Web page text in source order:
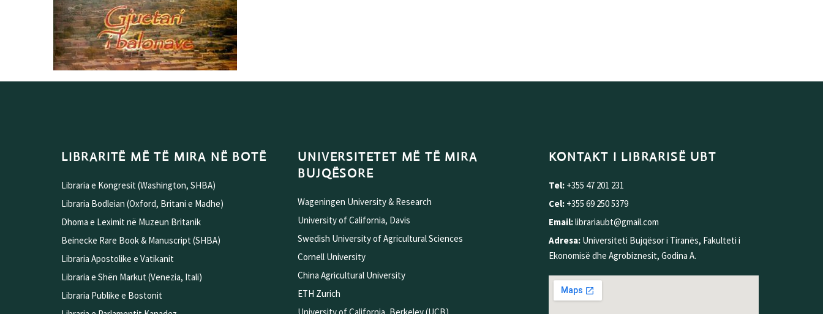
LIBRARITË MË TË MIRA NË BOTË
Libraria e Kongresit (Washington, SHBA)
Libraria Bodleian (Oxford, Britani e Madhe)
Dhoma e Leximit në Muzeun Britanik
Beinecke Rare Book & Manuscript (SHBA)
Libraria Apostolike e Vatikanit
Libraria e Shën Markut (Venezia, Itali)
Libraria Publike e Bostonit
UNIVERSITETET MË TË MIRA
BUJQËSORE
Wageningen University & Research
University of California, Davis
Swedish University of Agricultural Sciences
Cornell University
China Agricultural University
ETH Zurich
KONTAKT I LIBRARISË UBT
Tel: +355 47 201 231
Cel: +355 69 250 5379
Email:librariaubt@gmail.com
Adresa: Universiteti Bujqësor i Tiranës, Fakulteti i
Ekonomisë dhe Agrobiznesit, Godina A.